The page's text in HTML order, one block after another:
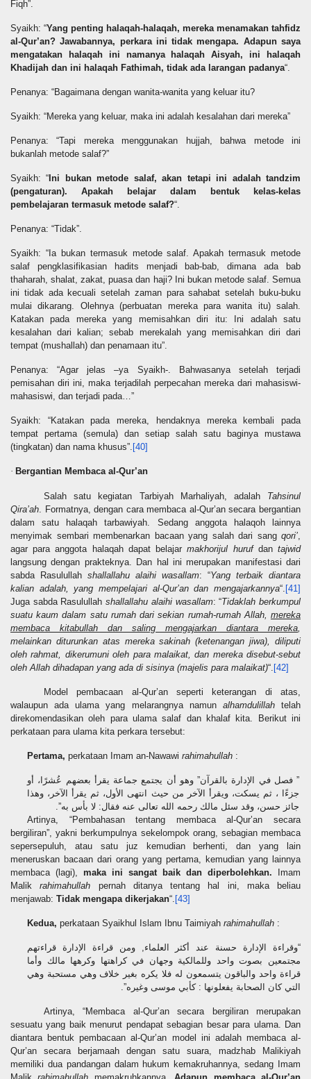
Fiqh”.
Syaikh: “Yang penting halaqah-halaqah, mereka menamakan tahfidz
al-Qur’an? Jawabannya, perkara ini tidak mengapa. Adapun saya
mengatakan halaqah ini namanya halaqah Aisyah, ini halaqah
Khadijah dan ini halaqah Fathimah, tidak ada larangan padanya“.
Penanya: “Bagaimana dengan wanita-wanita yang keluar itu?
Syaikh: “Mereka yang keluar, maka ini adalah kesalahan dari mereka”
Penanya: “Tapi mereka menggunakan hujjah, bahwa metode ini
bukanlah metode salaf?”
Syaikh: “ Ini bukan metode salaf, akan tetapi ini adalah tandzim
(pengaturan). Apakah belajar dalam bentuk kelas-kelas
pembelajaran termasuk metode salaf?“.
Penanya: “Tidak”.
Syaikh: “Ia bukan termasuk metode salaf. Apakah termasuk metode
salaf pengklasifikasian
hadits menjadi bab-bab, dimana ada bab
thaharah, shalat, zakat, puasa dan haji? Ini bukan metode salaf. Semua
ini tidak ada kecuali setelah zaman para sahabat setelah buku-buku
mulai dikarang. Olehnya (perbuatan mereka para wanita itu) salah.
Katakan pada mereka yang memisahkan diri itu: Ini adalah satu
kesalahan dari kalian; sebab merekalah yang memisahkan diri dari
tempat (mushallah) dan penamaan itu”.
Penanya: “Agar jelas –ya Syaikh-. Bahwasanya setelah terjadi
pemisahan diri ini, maka terjadilah perpecahan mereka dari mahasiswi-
mahasiswi, dan terjadi pada…”
Syaikh: “Katakan pada mereka, hendaknya mereka kembali pada
tempat pertama (semula) dan setiap salah satu baginya mustawa
(tingkatan) dan nama khusus”. [40]
· Bergantian Membaca al-Qur’an
Salah satu kegiatan Tarbiyah Marhaliyah, adalah Tahsinul
Qira’ah. Formatnya, dengan cara membaca al-Qur’an secara bergantian
dalam satu halaqah tarbawiyah. Sedang anggota halaqoh lainnya
menyimak sembari membenarkan bacaan yang salah dari sang qori’,
agar para anggota halaqah dapat belajarmakhorijul huruf dantajwid
langsung dengan prakteknya. Dan hal ini merupakan manifestasi dari
sabda Rasulullah shallallahu alaihi wasallam: “Yang terbaik diantara
kalian adalah, yang mempelajari al-Qur’an dan mengajarkannya“. [41]
Juga sabda Rasulullahshallallahu alaihi wasallam: “Tidaklah berkumpul
suatu kaum dalam satu rumah dari sekian rumah-rumah Allah, mereka
membaca kitabullah dan saling mengajarkan diantara mereka,
melainkan diturunkan atas mereka sakinah (ketenangan jiwa), diliputi
oleh rahmat, dikerumuni oleh para malaikat, dan mereka disebut-sebut
oleh Allah dihadapan yang ada di sisinya (majelis para malaikat)“. [42]
Model pembacaan al-Qur’an seperti keterangan di atas,
walaupun ada ulama yang melarangnya namun alhamdulillahtelah
direkomendasikan oleh para ulama salaf dan khalaf kita. Berikut ini
perkataan para ulama kita perkara tersebut:
Pertama, perkataan Imam an-Nawawi rahimahullah :
” فصل في الإدارة بالقرآن” وهو أن يجتمع جماعة يقرأ بعضهم عُشرًا، أو
جزءًا ، ثم يسكت، ويقرأ الآخر من حيث انتهى الأول، ثم يقرأ الآخر، وهذا
جائز حسن، وقد سئل مالك رحمه الله تعالى عنه فقال: لا بأس به”.
Artinya, “Pembahasan tentang membaca al-Qur’an secara
bergiliran”, yakni berkumpulnya sekelompok orang, sebagian membaca
sepersepuluh, atau satu juz kemudian berhenti, dan yang lain
meneruskan bacaan dari orang yang pertama, kemudian yang lainnya
membaca (lagi), maka ini sangat baik dan diperbolehkan. Imam
Malikrahimahullah pernah ditanya tentang hal ini, maka beliau
menjawab: Tidak mengapa dikerjakan“. [43]
Kedua, perkataan Syaikhul Islam Ibnu Taimiyah rahimahullah :
“وقراءة الإدارة حسنة عند أكثر العلماء, ومن قراءة الإدارة قراءتهم
مجتمعين بصوت واحد وللمالكية وجهان في كراهتها وكرهها مالك وأما
قراءة واحد والباقون يتسمعون له فلا يكره بغير خلاف وهي مستحبة وهي
التي كان الصحابة يفعلونها : كأبي موسى وغيره”.
Artinya, “Membaca al-Qur’an secara bergiliran merupakan
sesuatu yang baik menurut pendapat sebagian besar para ulama. Dan
diantara bentuk pembacaan al-Qur’an model ini adalah membaca al-
Qur’an secara berjamaah dengan satu suara, madzhab
Malikiyah
memiliki dua pandangan dalam hukum kemakruhannya, sedang Imam